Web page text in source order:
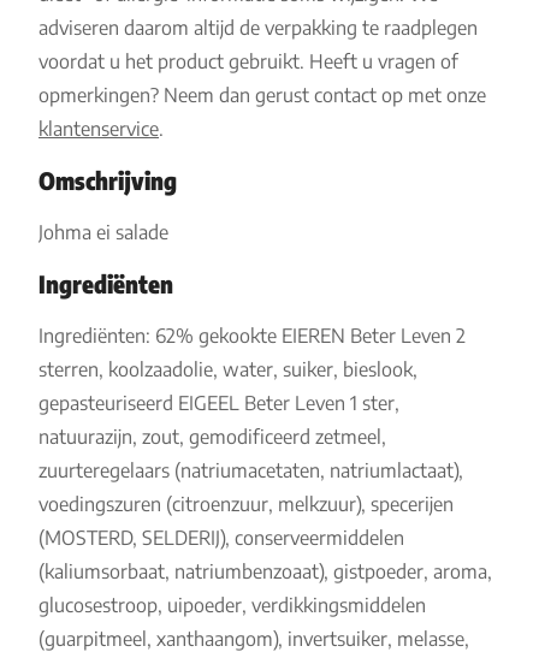
adviseren daarom altijd de verpakking te raadplegen
voordat u het product gebruikt. Heeft u vragen of
opmerkingen? Neem dan gerust contact op met onze
klantenservice.
Omschrijving
Johma ei salade
Ingrediënten
Ingrediënten: 62% gekookte EIEREN Beter Leven 2
sterren, koolzaadolie, water, suiker, bieslook,
gepasteuriseerd EIGEEL Beter Leven 1 ster,
natuurazijn, zout, gemodificeerd zetmeel,
zuurteregelaars (natriumacetaten, natriumlactaat),
voedingszuren (citroenzuur, melkzuur), specerijen
(MOSTERD, SELDERIJ), conserveermiddelen
(kaliumsorbaat, natriumbenzoaat), gistpoeder, aroma,
glucosestroop, uipoeder, verdikkingsmiddelen
(guarpitmeel, xanthaangom), invertsuiker, melasse,